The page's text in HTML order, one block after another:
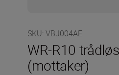
SKU: VBJ004AE
WR-R10
(mottaker)